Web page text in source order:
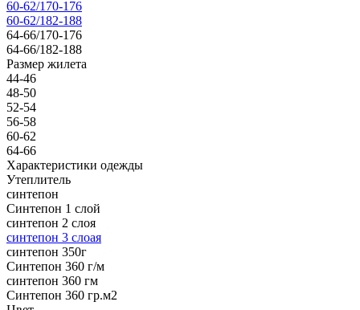
60-62/170-176
60-62/182-188
64-66/170-176
64-66/182-188
Размер жилета
44-46
48-50
52-54
56-58
60-62
64-66
Характеристики одежды
Утеплитель
синтепон
Синтепон 1 слой
синтепон 2 слоя
синтепон 3 слоая
синтепон 350г
Синтепон 360 г/м
синтепон 360 гм
Синтепон 360 гр.м2